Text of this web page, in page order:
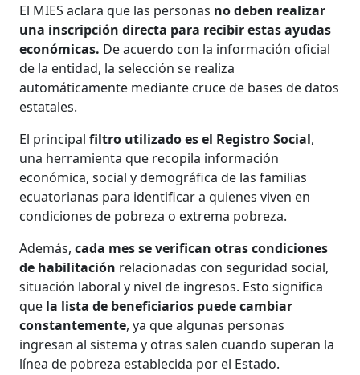
El MIES aclara que las personas no deben realizar
una inscripción directa para recibir estas ayudas
económicas. De acuerdo con la información oficial
de la entidad, la selección se realiza
automáticamente mediante cruce de bases de datos
estatales.
El principal filtro utilizado es el Registro Social,
una herramienta que recopila información
económica, social y demográfica de las familias
ecuatorianas para identificar a quienes viven en
condiciones de pobreza o extrema pobreza.
Además,cada mes se verifican otras condiciones
de habilitación relacionadas con seguridad social,
situación laboral y nivel de ingresos. Esto significa
que la lista de beneficiarios puede cambiar
constantemente, ya que algunas personas
ingresan al sistema y otras salen cuando superan la
línea de pobreza establecida por el Estado.